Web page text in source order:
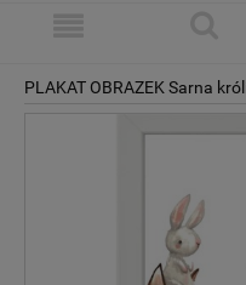
PLAKAT OBRAZEK Sarna